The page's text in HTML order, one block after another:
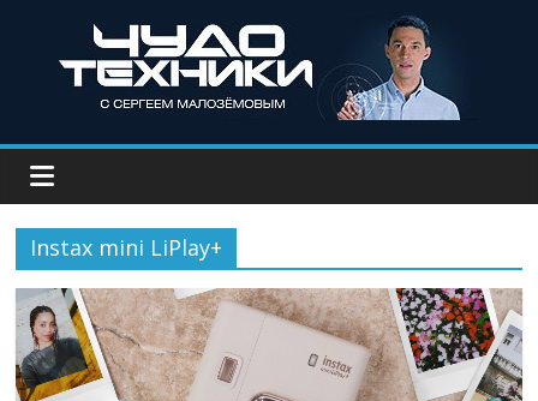
Instax mini LiPlay+